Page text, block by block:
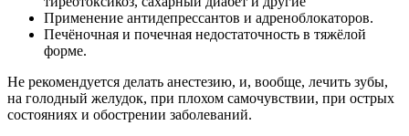
Применение антидепрессантов и адреноблокаторов.
Печёночная и почечная недостаточность в тяжёлой
форме.
Не рекомендуется делать анестезию, и, вообще, лечить зубы,
на голодный желудок, при плохом самочувствии, при острых
состояниях и обострении заболеваний.